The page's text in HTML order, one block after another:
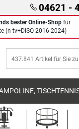
04621 -
bester Online-Shop für
(n-tv+DISQ 2016-2024)